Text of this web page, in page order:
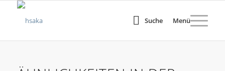
Suche Menü